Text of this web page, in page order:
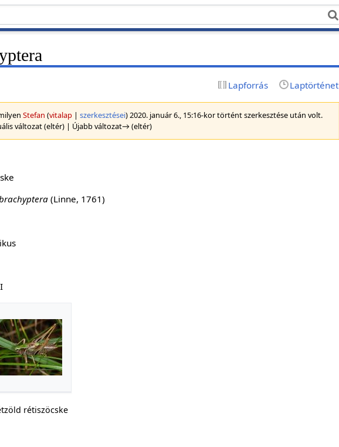
Lapforrás Laptörténet
Stefan (vitalap |szerkesztései)2020. január 6., 15:16-kor történt szerkesztése után volt.
változat (eltér) | Újabb változat→ (eltér)
(Linne, 1761)
rétiszöcske